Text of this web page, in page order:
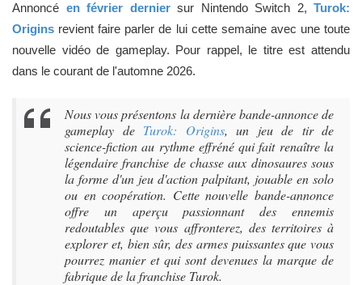
Annoncé en février derniersur Nintendo Switch 2, Turok:
Origins revient faire parler de lui cette semaine avec une toute
nouvelle vidéo de gameplay. Pour rappel, le titre est attendu
dans le courant de l'automne 2026.
Nous vous présentons la dernière bande-annonce de
gameplay de Turok: Origins, un jeu de tir de
science-fiction au rythme effréné qui fait renaître la
légendaire franchise de chasse aux dinosaures sous
la forme d'un jeu d'action palpitant, jouable en solo
ou en coopération. Cette nouvelle bande-annonce
offre un aperçu passionnant des ennemis
redoutables que vous affronterez, des territoires à
explorer et, bien sûr, des armes puissantes que vous
pourrez manier et qui sont devenues la marque de
fabrique de la franchise Turok.